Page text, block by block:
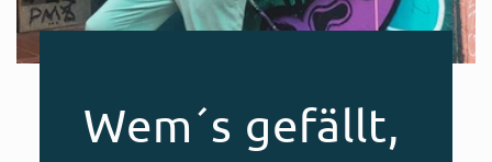
Wem´s gefällt,